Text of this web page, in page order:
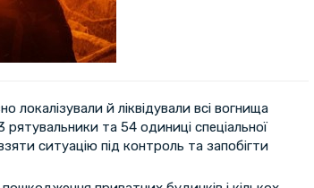
локалізували й ліквідували всі вогнища
та 54 одиниці спеціальної
ситуацію під контроль та запобігти